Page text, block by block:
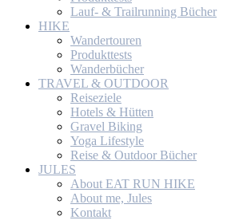
Lauf- & Trailrunning Bücher
HIKE
Wandertouren
Produkttests
Wanderbücher
TRAVEL & OUTDOOR
Reiseziele
Hotels & Hütten
Gravel Biking
Yoga Lifestyle
Reise & Outdoor Bücher
JULES
About EAT RUN HIKE
About me, Jules
Kontakt